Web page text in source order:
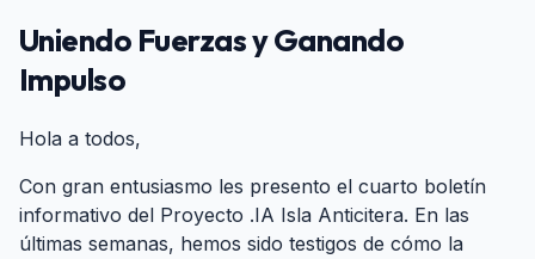
Uniendo Fuerzas y Ganando
Impulso
Hola a todos,
Con gran entusiasmo les presento el cuarto boletín
informativo del Proyecto .IA Isla Anticitera. En las
últimas semanas, hemos sido testigos de cómo la